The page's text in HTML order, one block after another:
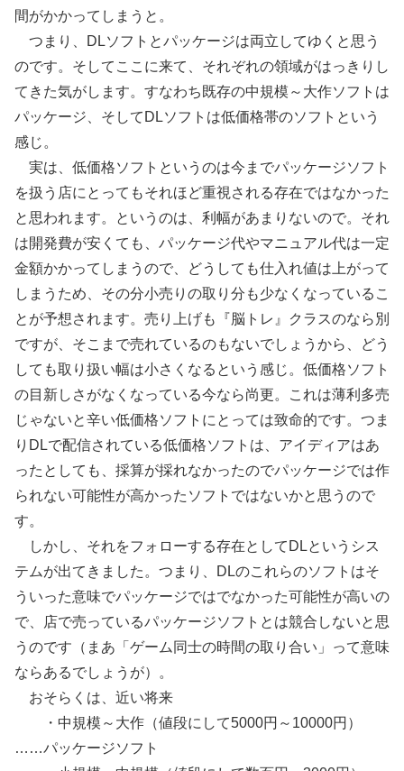
間がかかってしまうと。
つまり、DLソフトとパッケージは両立してゆくと思う
のです。そしてここに来て、それぞれの領域がはっきりし
てきた気がします。すなわち既存の中規模～大作ソフトは
パッケージ、そしてDLソフトは低価格帯のソフトという
感じ。
実は、低価格ソフトというのは今までパッケージソフト
を扱う店にとってもそれほど重視される存在ではなかった
と思われます。というのは、利幅があまりないので。それ
は開発費が安くても、パッケージ代やマニュアル代は一定
金額かかってしまうので、どうしても仕入れ値は上がって
しまうため、その分小売りの取り分も少なくなっているこ
とが予想されます。売り上げも『脳トレ』クラスのなら別
ですが、そこまで売れているのもないでしょうから、どう
しても取り扱い幅は小さくなるという感じ。低価格ソフト
の目新しさがなくなっている今なら尚更。これは薄利多売
じゃないと辛い低価格ソフトにとっては致命的です。つま
りDLで配信されている低価格ソフトは、アイディアはあ
ったとしても、採算が採れなかったのでパッケージでは作
られない可能性が高かったソフトではないかと思うので
す。
しかし、それをフォローする存在としてDLというシス
テムが出てきました。つまり、DLのこれらのソフトはそ
ういった意味でパッケージではでなかった可能性が高いの
で、店で売っているパッケージソフトとは競合しないと思
うのです（まあ「ゲーム同士の時間の取り合い」って意味
ならあるでしょうが）。
おそらくは、近い将来
・中規模～大作（値段にして5000円～10000円）
……パッケージソフト